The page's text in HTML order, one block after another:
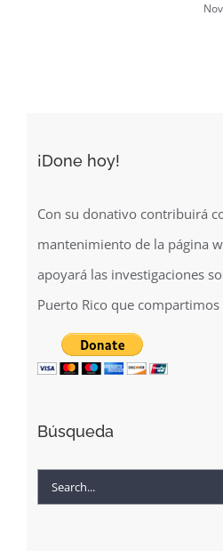
¡Done hoy!
Con su donativo contribuirá
mantenimiento de la página
apoyará las investigaciones
Puerto Rico que
Búsqueda
Search